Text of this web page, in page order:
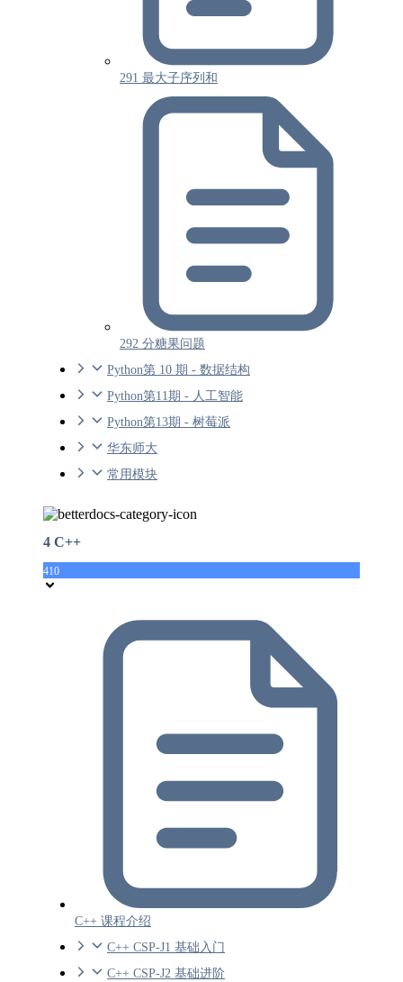
291 最大子序列和
292 分糖果问题
Python第 10 期 - 数据结构
Python第11期 - 人工智能
Python第13期 - 树莓派
华东师大
常用模块
4 C++
410
C++ 课程介绍
C++ CSP-J1 基础入门
C++ CSP-J2 基础进阶